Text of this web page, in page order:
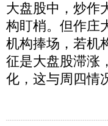
大盘股中，炒作
构盯梢。但作庄
机构捧场，若机
征是大盘股滞涨
化，这与周四情